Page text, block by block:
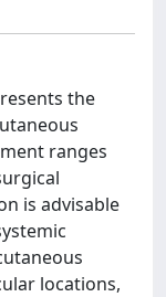
the
ranges
is advisable
locations,